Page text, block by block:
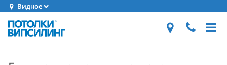
Видное